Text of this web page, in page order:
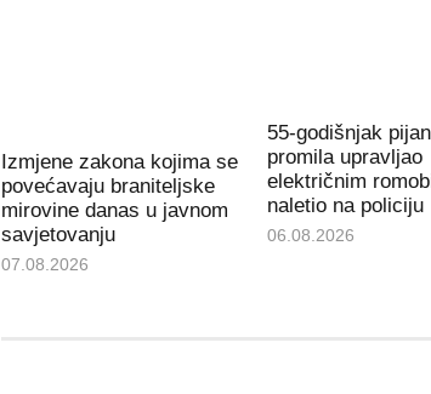
Izmjene zakona kojima se
povećavaju braniteljske
mirovine danas u javnom
savjetovanju
07.08.2026
55-godišnjak
promila upravljao
električnim
naletio na policiju
06.08.2026